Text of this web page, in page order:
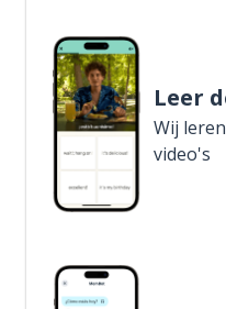
Leer
Wij
video's